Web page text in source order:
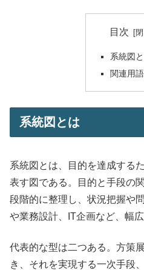
目次
系統図
関連用語
系統図とは
系統図とは、目的を達成する
表す図である。目的と手段の
段階的に整理し、状況把握や
や業務設計、IT企画など、幅
代表的な型は二つある。方策
き、それを実現する一次手段